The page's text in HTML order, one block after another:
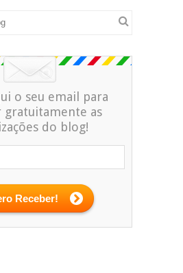
o seu email para
gratuitamente as
do blog!